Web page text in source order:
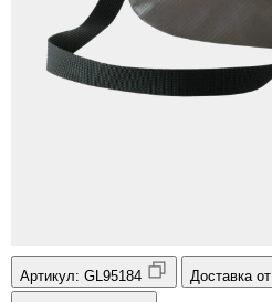
Артикул: GL95184 Доставка